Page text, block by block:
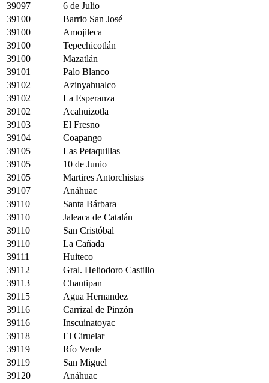
39097
6 de Julio
39100
Barrio San José
39100
Amojileca
39100
Tepechicotlán
39100
Mazatlán
39101
Palo Blanco
39102
Azinyahualco
39102
La Esperanza
39102
Acahuizotla
39103
El Fresno
39104
Coapango
39105
Las Petaquillas
39105
10 de Junio
39105
Martires Antorchistas
39107
Anáhuac
39110
Santa Bárbara
39110
Jaleaca de Catalán
39110
San Cristóbal
39110
La Cañada
39111
Huiteco
39112
Gral. Heliodoro Castillo
39113
Chautipan
39115
Agua Hernandez
39116
Carrizal de Pinzón
39116
Inscuinatoyac
39118
El Ciruelar
39119
Río Verde
39119
San Miguel
39120
Anáhuac